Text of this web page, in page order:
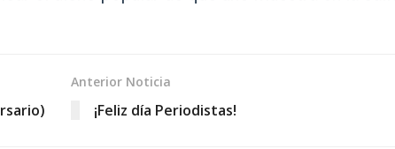
Anterior Noticia
¡Feliz día Periodistas!